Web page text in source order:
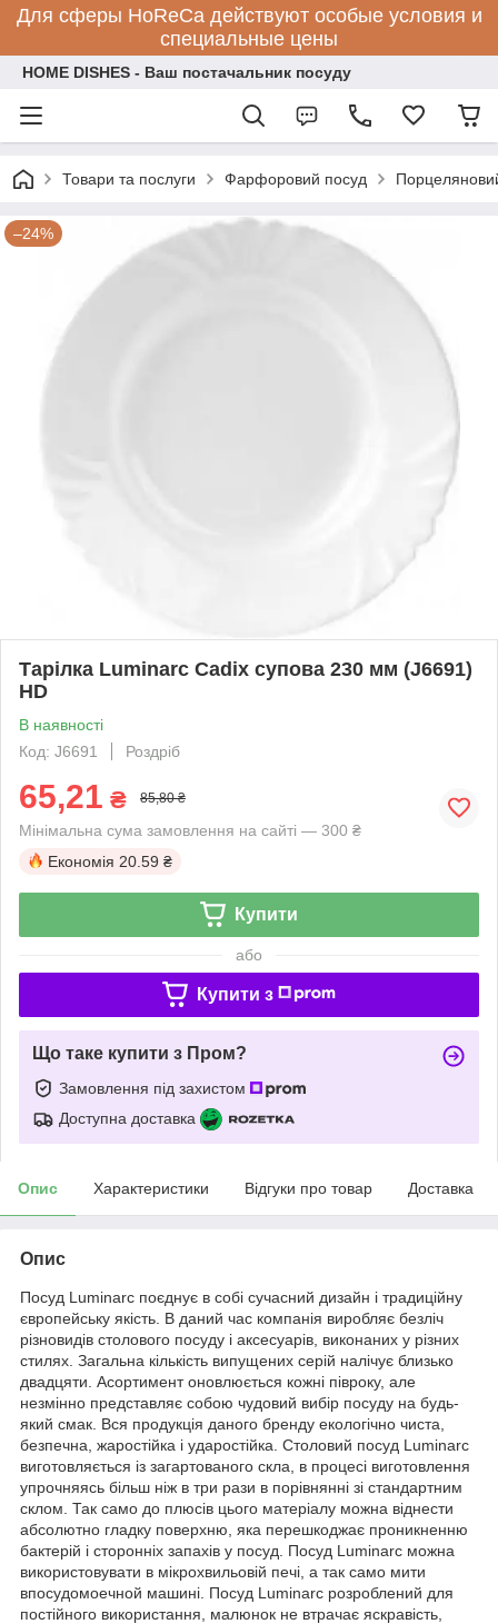
Для сферы HoReCa действуют особые условия и
специальные цены
HOME DISHES - Ваш постачальник посуду
Товари та послуги Фарфоровий посуд
–24%
Тарілка Luminarc Cadix супова 230 мм (J6691)
HD
В наявності
Код: J6691
Роздріб
65,21 ₴ 85,80 ₴
Мінімальна сума замовлення на сайті — 300 ₴
Економія 20.59 ₴
Купити
або
Купити з
Що таке купити з Пром?
Замовлення під захистом
Доступна доставка
Опис Характеристики Відгуки про товар Доставка
Опис
Посуд Luminarc поєднує в собі сучасний дизайн і традиційну
європейську якість. В даний час компанія виробляє безліч
різновидів столового посуду і аксесуарів, виконаних у різних
стилях. Загальна кількість випущених серій налічує близько
двадцяти. Асортимент оновлюється кожні півроку, але
незмінно представляє собою чудовий вибір посуду на будь-
який смак. Вся продукція даного бренду екологічно чиста,
безпечна, жаростійка і ударостійка. Столовий посуд Luminarc
виготовляється із загартованого скла, в процесі виготовлення
упрочняясь більш ніж в три рази в порівнянні зі стандартним
склом. Так само до плюсів цього матеріалу можна віднести
абсолютно гладку поверхню, яка перешкоджає проникненню
бактерій і сторонніх запахів у посуд. Посуд Luminarc можна
використовувати в мікрохвильовій печі, а так само мити
впосудомоечной машині. Посуд Luminarc розроблений для
постійного використання, малюнок не втрачає яскравість,